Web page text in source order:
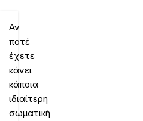
Αν
ποτέ
έχετε
κάνει
κάποια
ιδιαίτερη
σωματική